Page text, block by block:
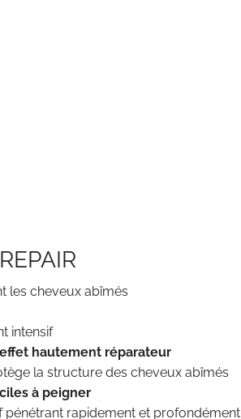
les cheveux abîmés
intensif
effet hautement réparateur
la structure des cheveux abîmés
à peigner
pénétrant rapidement et profondément